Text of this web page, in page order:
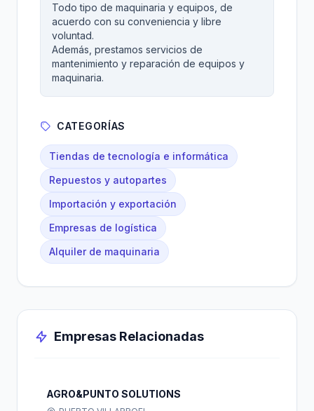
Todo tipo de maquinaria y equipos, de
acuerdo con su conveniencia y libre
voluntad.
Además, prestamos servicios de
mantenimiento y reparación de equipos y
maquinaria.
CATEGORÍAS
Tiendas de tecnología e informática
Repuestos y autopartes
Importación y exportación
Empresas de logística
Alquiler de maquinaria
Empresas Relacionadas
AGRO&PUNTO SOLUTIONS